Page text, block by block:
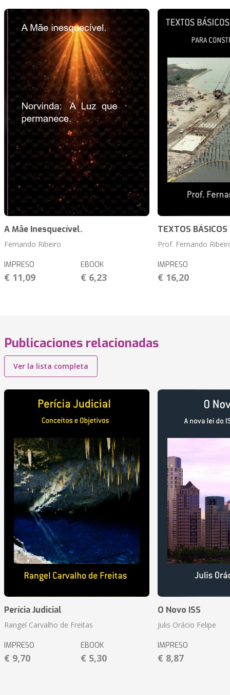
A Mãe Inesquecível.
Fernando Ribeiro
IMPRESO
€ 11,09
EBOOK
€ 6,23
TEXTOS
Prof. Fernando
IMPRESO
€ 16,20
Publicaciones relacionadas
Ver la lista completa
Perícia Judicial
Rangel Carvalho de Freitas
IMPRESO
€ 9,70
EBOOK
€ 5,30
O Novo ISS
Julis Orácio Felipe
IMPRESO
€ 8,87